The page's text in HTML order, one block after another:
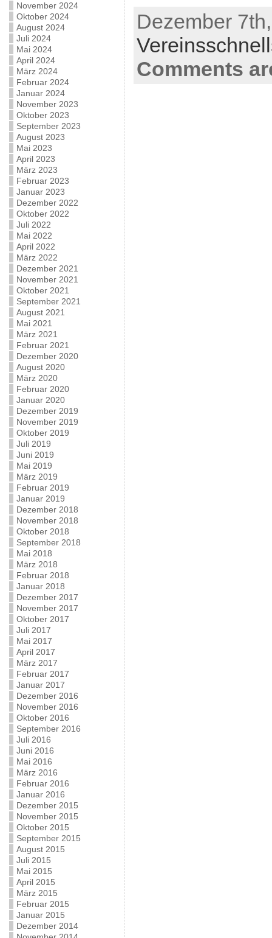
November 2024
Oktober 2024
August 2024
Juli 2024
Mai 2024
April 2024
März 2024
Februar 2024
Januar 2024
November 2023
Oktober 2023
September 2023
August 2023
Mai 2023
April 2023
März 2023
Februar 2023
Januar 2023
Dezember 2022
Oktober 2022
Juli 2022
Mai 2022
April 2022
März 2022
Dezember 2021
November 2021
Oktober 2021
September 2021
August 2021
Mai 2021
März 2021
Februar 2021
Dezember 2020
August 2020
März 2020
Februar 2020
Januar 2020
Dezember 2019
November 2019
Oktober 2019
Juli 2019
Juni 2019
Mai 2019
März 2019
Februar 2019
Januar 2019
Dezember 2018
November 2018
Oktober 2018
September 2018
Mai 2018
März 2018
Februar 2018
Januar 2018
Dezember 2017
November 2017
Oktober 2017
Juli 2017
Mai 2017
April 2017
März 2017
Februar 2017
Januar 2017
Dezember 2016
November 2016
Oktober 2016
September 2016
Juli 2016
Juni 2016
Mai 2016
März 2016
Februar 2016
Januar 2016
Dezember 2015
November 2015
Oktober 2015
September 2015
August 2015
Juli 2015
Mai 2015
April 2015
März 2015
Februar 2015
Januar 2015
Dezember 2014
Dezember
Comments